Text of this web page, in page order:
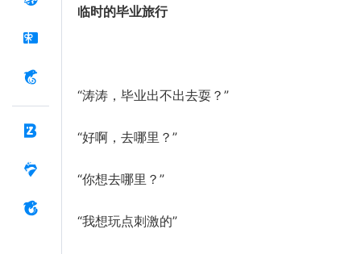
临时的毕业旅行
“涛涛，毕业出不出去耍？”
“好啊，去哪里？”
“你想去哪里？”
“我想玩点刺激的”